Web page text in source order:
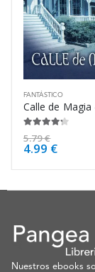
FANTÁSTICO
5.79€
4.99 €
Nuestros ebooks